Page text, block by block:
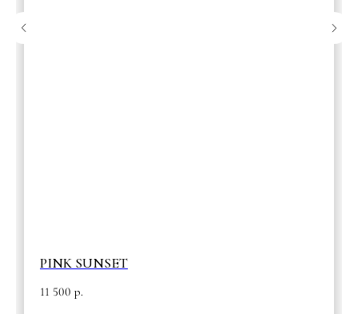
PINK SUNSET
11 500 р.